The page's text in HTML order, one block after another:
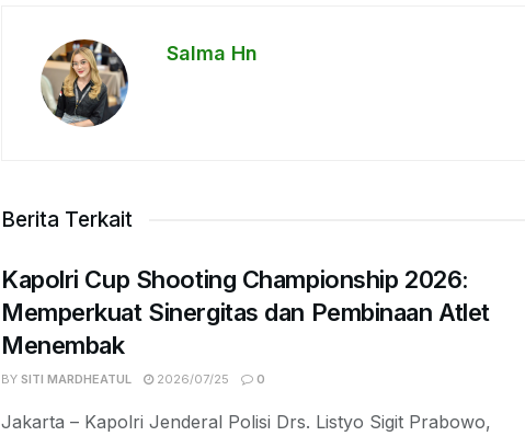
Salma Hn
Berita Terkait
Kapolri Cup Shooting Championship 2026:
Memperkuat Sinergitas dan Pembinaan Atlet
Menembak
BY SITI MARDHEATUL 2026/07/25 0
Jakarta – Kapolri Jenderal Polisi Drs. Listyo Sigit Prabowo,